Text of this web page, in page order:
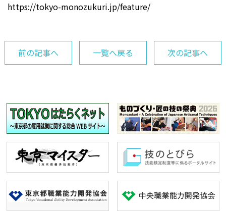
https://tokyo-monozukuri.jp/feature/
前の記事へ 一覧へ戻る 次の記事へ